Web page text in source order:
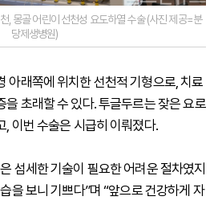
, 몽골 어린이 선천성 요도하열 수술 (사진 제공=분
당제생병원)
아래쪽에 위치한 선천적 기형으로, 치료
을 초래할 수 있다. 투글두르는 잦은 요로
이번 수술은 시급히 이뤄졌다.
섬세한 기술이 필요한 어려운 절차였지
을 보니 기쁘다”며 “앞으로 건강하게 자